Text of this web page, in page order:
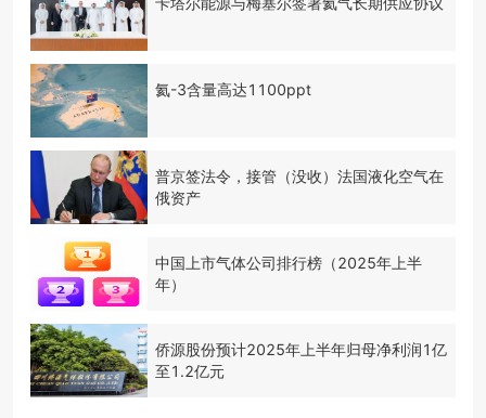
氦-3含量高达1100ppt
普京签法令，接管（没收）法国液化空气在
俄资产
中国上市气体公司排行榜（2025年上半
年）
侨源股份预计2025年上半年归母净利润1亿
至1.2亿元